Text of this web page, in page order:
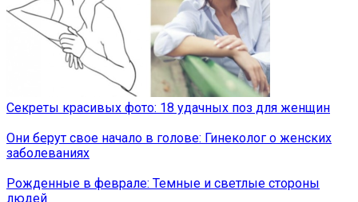
Секреты красивых фото: 18 удачных поз для женщин
Они берут свое начало в голове: Гинеколог о женских
заболеваниях
Рожденные в феврале: Темные и светлые стороны
людей